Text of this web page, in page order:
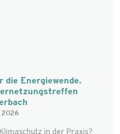
die Energiewende.
2026
in der Praxis?